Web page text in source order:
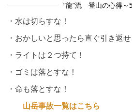
”龍”流 登山の心得～
・水は切らすな！
・おかしいと思ったら直ぐ引き返せ
・ライトは２つ持て！
・ゴミは落とすな！
・命も落とすな！
山岳事故一覧はこちら